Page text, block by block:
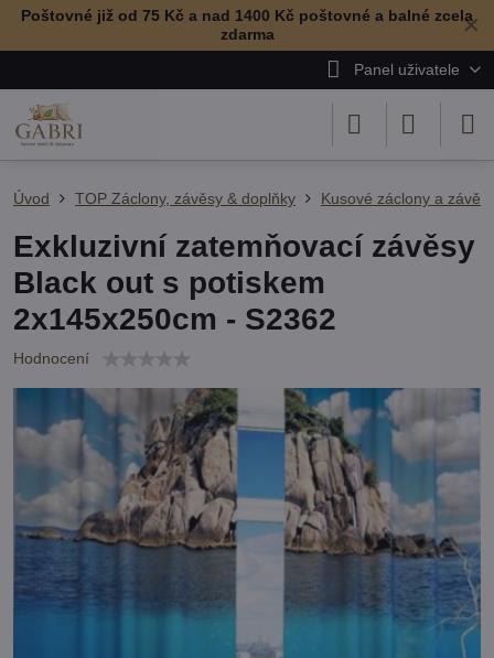
✕
Poštovné již od 75 Kč a nad 1400 Kč poštovné a balné zcela
zdarma
Panel uživatele
Úvod TOP Záclony, závěsy & doplňky Kusové záclony a
Exkluzivní zatemňovací závěsy
Black out s potiskem
2x145x250cm - S2362
Hodnocení